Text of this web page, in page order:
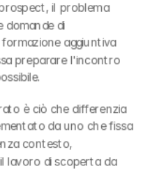
il problema
domande di
aggiuntiva
preparare l'incontro
è ciò che differenzia
da uno che fissa
contesto,
lavoro di scoperta da